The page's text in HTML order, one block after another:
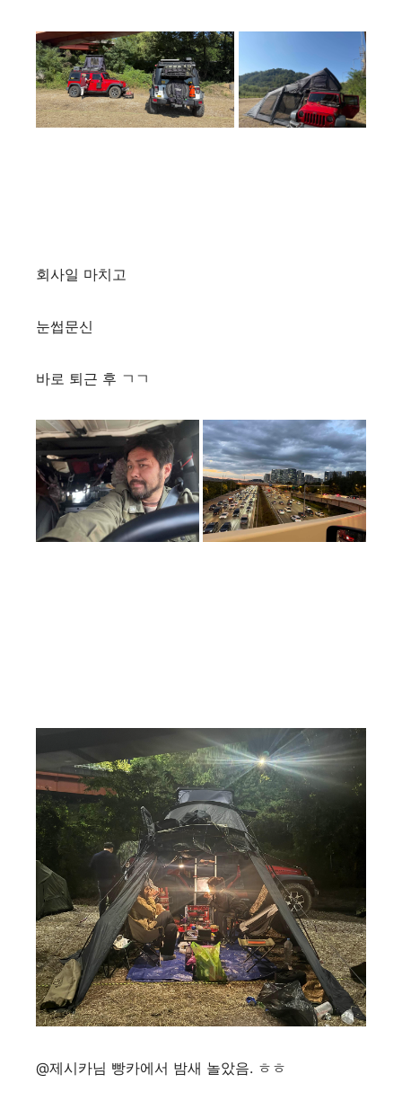
회사일 마치고
눈썹문신
바로 퇴근 후 ㄱㄱ
@제시카님 빵카에서 밤새 놀았음. ㅎㅎ